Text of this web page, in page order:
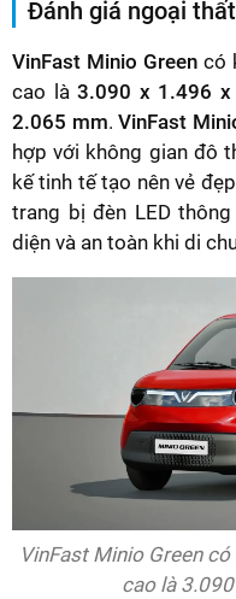
Đánh giá ngoại
VinFast Minio Green có
cao là 3.090 x 1.496
2.065 mm.VinFast
hợp với không gian đô
kế tinh tế tạo nên vẻ
trang bị đèn LED
diện và an toàn khi di
VinFast Minio Green
cao là